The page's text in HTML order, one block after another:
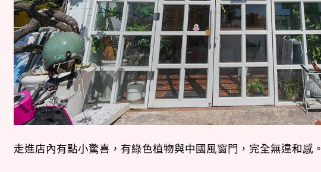
走進店內有點小驚喜，有綠色植物與中國風窗門，完全無違和感。